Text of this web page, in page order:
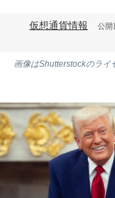
仮想通貨情報 公開
画像はShutterstockのライ